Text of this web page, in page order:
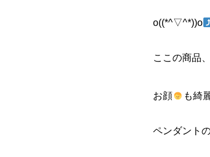
o((*^▽^*))o
ここの商品
お顔 も綺
ペンダント